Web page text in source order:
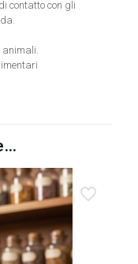
contatto con gli
animali.